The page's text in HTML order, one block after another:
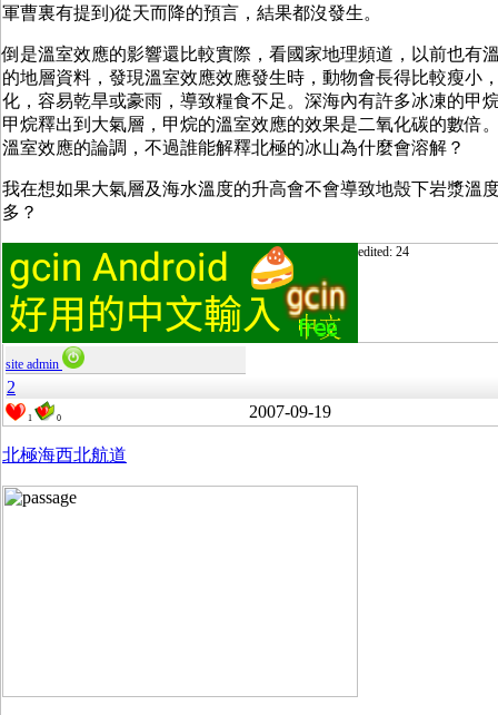
軍曹裏有提到)從天而降的預言，結果都沒發生。
倒是溫室效應的影響還比較實際，看國家地理頻道，以前也有
的地層資料，發現溫室效應效應發生時，動物會長得比較瘦小
化，容易乾旱或豪雨，導致糧食不足。深海內有許多冰凍的甲
甲烷釋出到大氣層，甲烷的溫室效應的效果是二氧化碳的數倍
溫室效應的論調，不過誰能解釋北極的冰山為什麼會溶解？
我在想如果大氣層及海水溫度的升高會不會導致地殼下岩漿溫
多？
edited: 24
site admin
2
1 0 2007-09-19
北極海西北航道